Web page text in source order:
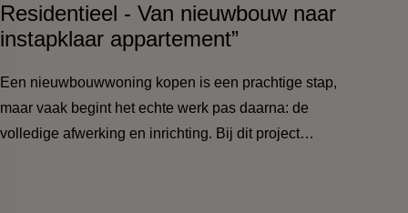
Residentieel - Van nieuwbouw naar
instapklaar appartement”
Een nieuwbouwwoning kopen is een prachtige stap,
maar vaak begint het echte werk pas daarna: de
volledige afwerking en inrichting. Bij dit project